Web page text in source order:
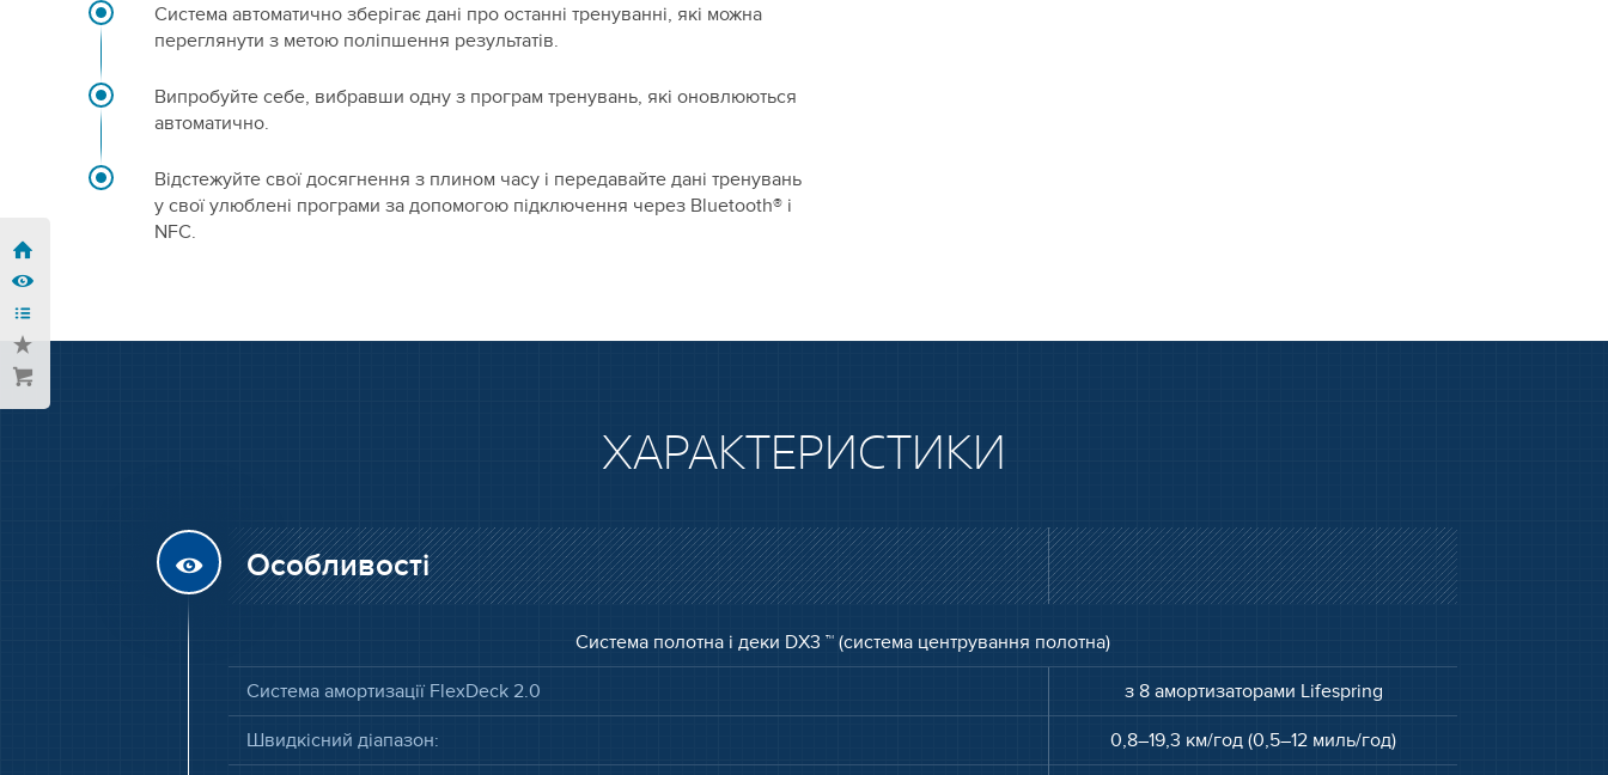
Система автоматично зберігає дані про останні тренуванні, які можна
переглянути з метою поліпшення результатів.
Випробуйте себе, вибравши одну з програм тренувань, які оновлюються
автоматично.
Відстежуйте свої досягнення з плином часу і передавайте дані тренувань
у свої улюблені програми за допомогою підключення через Bluetooth® і
NFC.
ХАРАКТЕРИСТИКИ
Особливості
Система полотна і деки DX3 ™ (система центрування полотна)
Система амортизації FlexDeck 2.0 з 8 амортизаторами Lifespring
Швидкісний діапазон: 0,8–19,3 км/год (0,5–12 миль/год)